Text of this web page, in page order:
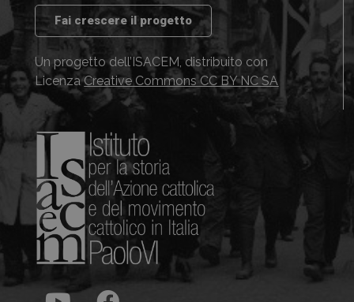
Fai crescere il progetto
Un progetto dell’ISACEM, distribuito con
LicenzaCreative Commons CC BY NC SA